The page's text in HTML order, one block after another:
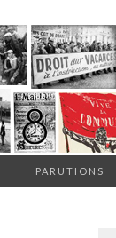
PARUTIONS